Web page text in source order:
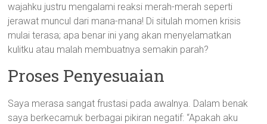
wajahku justru mengalami reaksi merah-merah seperti
jerawat muncul dari mana-mana! Di situlah momen krisis
mulai terasa; apa benar ini yang akan menyelamatkan
kulitku atau malah membuatnya semakin parah?
Proses Penyesuaian
Saya merasa sangat frustasi pada awalnya. Dalam benak
saya berkecamuk berbagai pikiran negatif: “Apakah aku